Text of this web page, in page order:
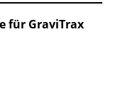
für GraviTrax